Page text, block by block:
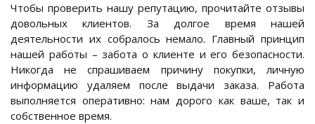
Чтобы проверить нашу репутацию, прочитайте отзывы
довольных клиентов. За долгое время нашей
деятельности их собралось немало. Главный принцип
нашей работы – забота о клиенте и его безопасности.
Никогда не спрашиваем причину покупки, личную
информацию удаляем после выдачи заказа. Работа
выполняется оперативно: нам дорого как ваше, так и
собственное время.